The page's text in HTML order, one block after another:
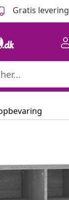
Gratis levering